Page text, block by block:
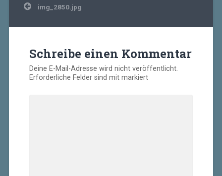
Beitragsnavigation
img_2850.jpg
Schreibe einen Kommentar
Deine E-Mail-Adresse wird nicht veröffentlicht.
Erforderliche Felder sind mitmarkiert